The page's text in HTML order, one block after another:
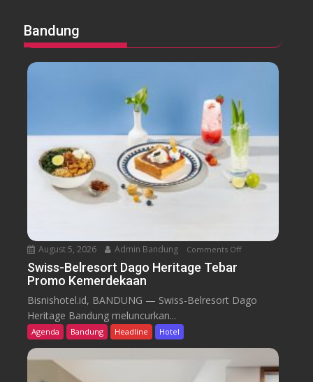
Bandung
August 5, 2026 Admin Bandung Comments Offo
B
Swiss-Belresort Dago Heritage Tebar
Promo Kemerdekaan
Bisnishotel.id, BANDUNG — Swiss-Belresort Dago
Heritage Bandung meluncurkan...
Agenda Bandung Headline Hotel